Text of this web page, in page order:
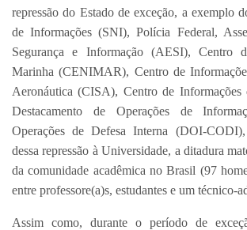
repressão do Estado de exceção, a exemplo
de Informações (SNI), Polícia Federal,
Segurança e Informação (AESI), Centro
Marinha (CENIMAR), Centro de
Aeronáutica (CISA), Centro de
Destacamento de Operações de
Operações de Defesa Interna (DOI-
dessa repressão à Universidade, a ditadura
da comunidade acadêmica no Brasil (97
entre professore(a)s, estudantes e um técnico-
Assim como, durante o período de